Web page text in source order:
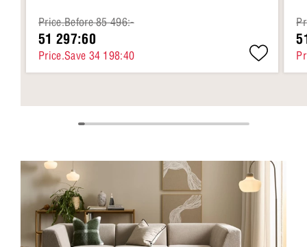
Price.Before 85 496:-
51 297:60
Price.Save 34 198:40